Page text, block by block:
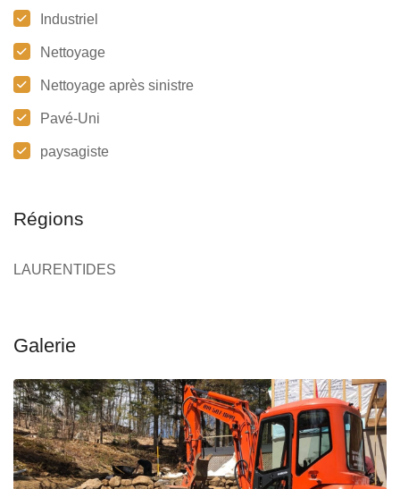
Industriel
Nettoyage
Nettoyage après sinistre
Pavé-Uni
paysagiste
Régions
LAURENTIDES